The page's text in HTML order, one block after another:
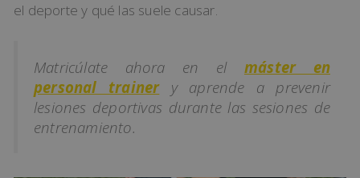
el deporte y qué las suele causar.
Matricúlate ahora en el máster en
personal trainery aprende a prevenir
lesiones deportivas durante las sesiones de
entrenamiento.